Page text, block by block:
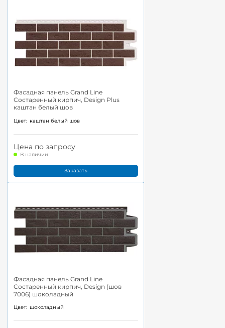
Фасадная панель Grand Line
Состаренный кирпич, Design Plus
каштан белый шов
Цвет: каштан белый шов
Цена по запросу
В наличии
Заказать
Фасадная панель Grand Line
Состаренный кирпич, Design (шов
7006) шоколадный
Цвет: шоколадный